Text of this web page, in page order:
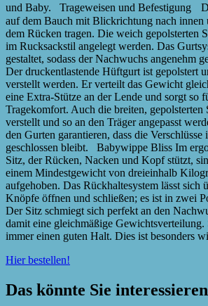
und Baby. Trageweisen und Befestigung
auf dem Bauch mit Blickrichtung nach innen
dem Rücken tragen. Die weich gepolsterten
im Rucksackstil angelegt werden. Das
gestaltet, sodass der Nachwuchs angenehm
Der druckentlastende Hüftgurt ist gepolstert
verstellt werden. Er verteilt das Gewicht
eine Extra-Stütze an der Lende und sorgt so
Tragekomfort. Auch die breiten, gepolsterten
verstellt und so an den Träger angepasst
den Gurten garantieren, dass die Verschlüsse
geschlossen bleibt. Babywippe Bliss Im
Sitz, der Rücken, Nacken und Kopf stützt,
einem Mindestgewicht von dreieinhalb
aufgehoben. Das Rückhaltesystem lässt sich
Knöpfe öffnen und schließen; es ist in zwei
Der Sitz schmiegt sich perfekt an den
damit eine gleichmäßige Gewichtsverteilung.
immer einen guten Halt. Dies ist besonders
Hier bestellen!
Das könnte Sie